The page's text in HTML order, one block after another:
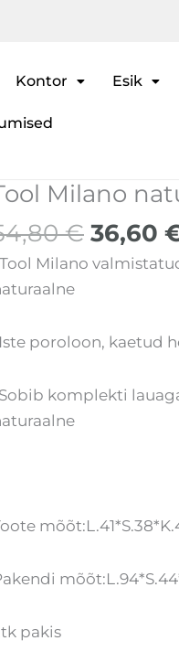
Kontor Esik
Milano
€
Algne
hind
oli:
54,80
36,60
Milano
poroloon, kaetud
komplekti
pakis